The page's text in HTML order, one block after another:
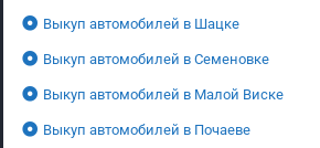
Выкуп автомобилей в Шацке
Выкуп автомобилей в Семеновке
Выкуп автомобилей в Малой Виске
Выкуп автомобилей в Почаеве